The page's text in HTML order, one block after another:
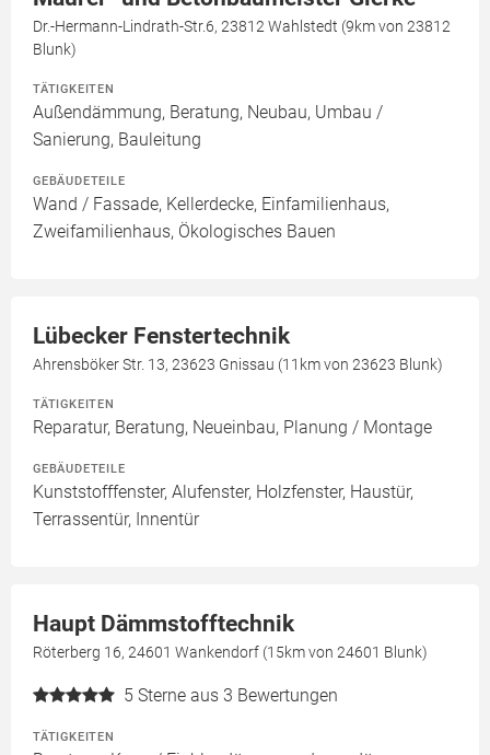
Dr.-Hermann-Lindrath-Str.6, 23812 Wahlstedt (9km von 23812
Blunk)
TÄTIGKEITEN
Außendämmung, Beratung, Neubau, Umbau /
Sanierung, Bauleitung
GEBÄUDETEILE
Wand / Fassade, Kellerdecke, Einfamilienhaus,
Zweifamilienhaus, Ökologisches Bauen
Lübecker Fenstertechnik
Ahrensböker Str. 13, 23623 Gnissau (11km von 23623 Blunk)
TÄTIGKEITEN
Reparatur, Beratung, Neueinbau, Planung / Montage
GEBÄUDETEILE
Kunststofffenster, Alufenster, Holzfenster, Haustür,
Terrassentür, Innentür
Haupt Dämmstofftechnik
Röterberg 16, 24601 Wankendorf (15km von 24601 Blunk)
5 Sterne aus 3 Bewertungen
TÄTIGKEITEN